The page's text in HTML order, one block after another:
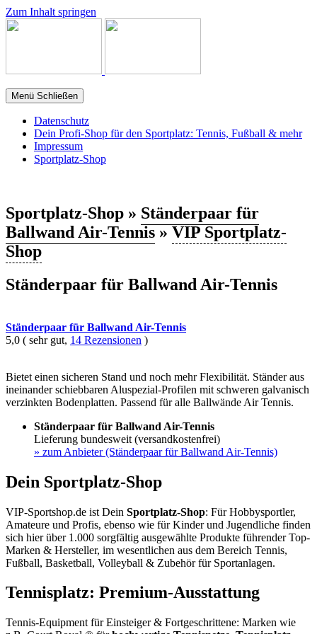
Zum Inhalt springen
Menü Schließen
Datenschutz
Dein Profi-Shop für den Sportplatz: Tennis, Fußball & mehr
Impressum
Sportplatz-Shop
Sportplatz-Shop » Ständerpaar für
Ballwand Air-Tennis » VIP Sportplatz-
Shop
Ständerpaar für Ballwand Air-Tennis
Ständerpaar für Ballwand Air-Tennis
5,0 ( sehr gut, 14 Rezensionen )
Bietet einen sicheren Stand und noch mehr Flexibilität. Ständer aus
ineinander schiebbaren Aluspezial-Profilen mit schweren galvanisch
verzinkten Bodenplatten. Passend für alle Ballwände Air Tennis.
Ständerpaar für Ballwand Air-Tennis
Lieferung bundesweit (versandkostenfrei)
» zum Anbieter (Ständerpaar für Ballwand Air-Tennis)
Dein Sportplatz-Shop
VIP-Sportshop.de ist Dein Sportplatz-Shop: Für Hobbysportler,
Amateure und Profis, ebenso wie für Kinder und Jugendliche finden
sich hier über 1.000 sorgfältig ausgewählte Produkte führender Top-
Marken & Hersteller, im wesentlichen aus dem Bereich Tennis,
Fußball, Basketball, Volleyball & Zubehör für Sportanlagen.
Tennisplatz: Premium-Ausstattung
Tennis-Equipment für Einsteiger & Fortgeschrittene: Marken wie